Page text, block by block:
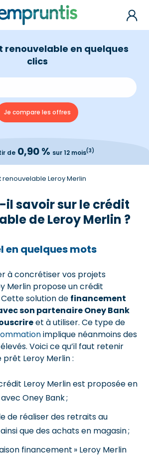
renouvelable en quelques
clics
de0,90 % sur 12 mois(3)
renouvelable Leroy Merlin
il savoir sur le crédit
de Leroy Merlin ?
en quelques mots
à concrétiser vos projets
Merlin propose un crédit
solution de financement
son partenaire Oney Bank
et à utiliser. Ce type de
implique néanmoins des
Voici ce qu’il faut retenir
Leroy Merlin :
Leroy Merlin est proposée en
Oney Bank ;
de réaliser des retraits au
que des achats en magasin ;
financement » Leroy Merlin